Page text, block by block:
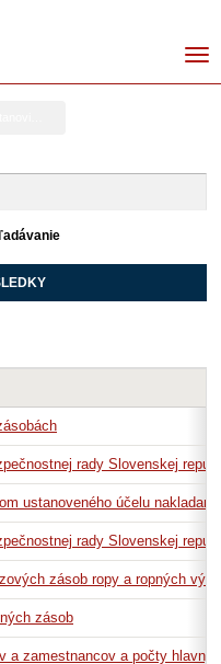
rady Slovenskej
ustanoveného účelu
rady Slovenskej
zásob ropy a ropných
zásob
a zamestnancov a počty